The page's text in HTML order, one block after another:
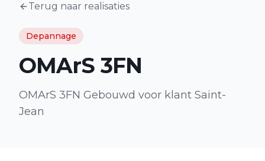
Terug naar realisaties
Depannage
OMArS 3FN
OMArS 3FN Gebouwd voor klant Saint-
Jean